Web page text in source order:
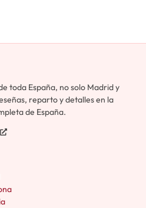
toda España, no solo Madrid y
reparto y detalles en la
de España.